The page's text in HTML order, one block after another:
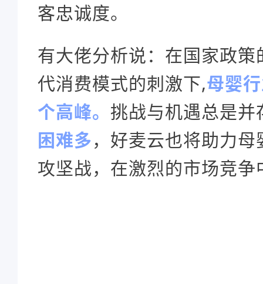
客忠诚度。
有大佬分析说：在国家政
代消费模式的刺激下,母婴
个高峰。 挑战与机遇总是并
困难多，好麦云也将助力
攻坚战，在激烈的市场竞争